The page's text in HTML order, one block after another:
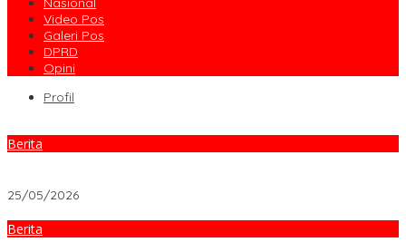
Video Pos
Galeri Pos
DPRD
Opini
Profil
Berita
25/05/2026
Berita